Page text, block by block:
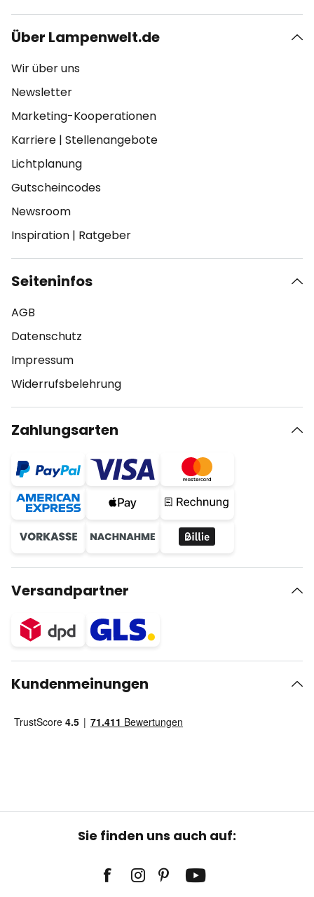
Über Lampenwelt.de
Wir über uns
Newsletter
Marketing-Kooperationen
Karriere | Stellenangebote
Lichtplanung
Gutscheincodes
Newsroom
Inspiration | Ratgeber
Seiteninfos
AGB
Datenschutz
Impressum
Widerrufsbelehrung
Zahlungsarten
Versandpartner
Kundenmeinungen
Sie finden uns auch auf: